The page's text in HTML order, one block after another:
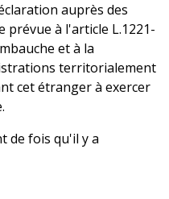
auprès des
prévue à l'article L.1221-
et à la
territorialement
cet étranger à exercer
de fois qu'il y a